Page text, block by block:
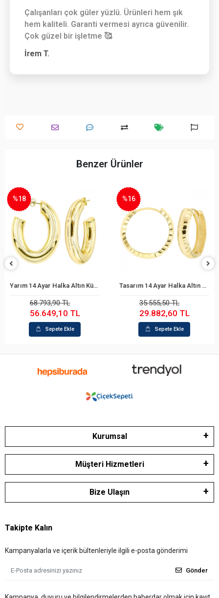
Çalışanları çok güler yüzlü. Ürünleri hem şık
hem kaliteli. Garanti vermesi ayrıca güvenilir.
Çok güzel bir işletme 🥰
İrem T.
Benzer Ürünler
Sepete Ekle
Yarım 14 Ayar Halka Altın Küpe
%18
68.793,90 TL
56.649,10 TL
Sepete Ekle
Sepete Ekle
Tasarım 14 Ayar Halka Altın Küpe
%16
35.555,50 TL
29.882,60 TL
Sepete Ekle
Kurumsal
Müşteri Hizmetleri
Bize Ulaşın
Takipte Kalın
Kampanyalarla ve içerik bültenleriyle ilgili e-posta gönderimi
Gönder